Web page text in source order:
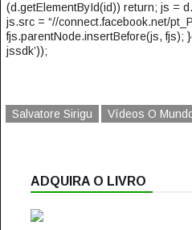
(d.getElementById(id)) return; js =
js.src = “//connect.facebook.net/
fjs.parentNode.insertBefore(js, fjs);
jssdk’));
Salvatore Sirigu Vídeos O
ADQUIRA O LIVRO